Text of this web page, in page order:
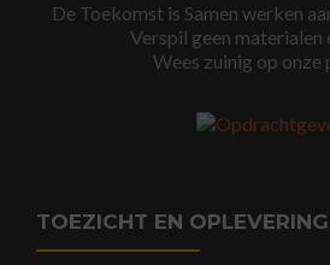
De Toekomst is Samen werken
Verspil geen materialen
Wees zuinig op onze
TOEZICHT EN